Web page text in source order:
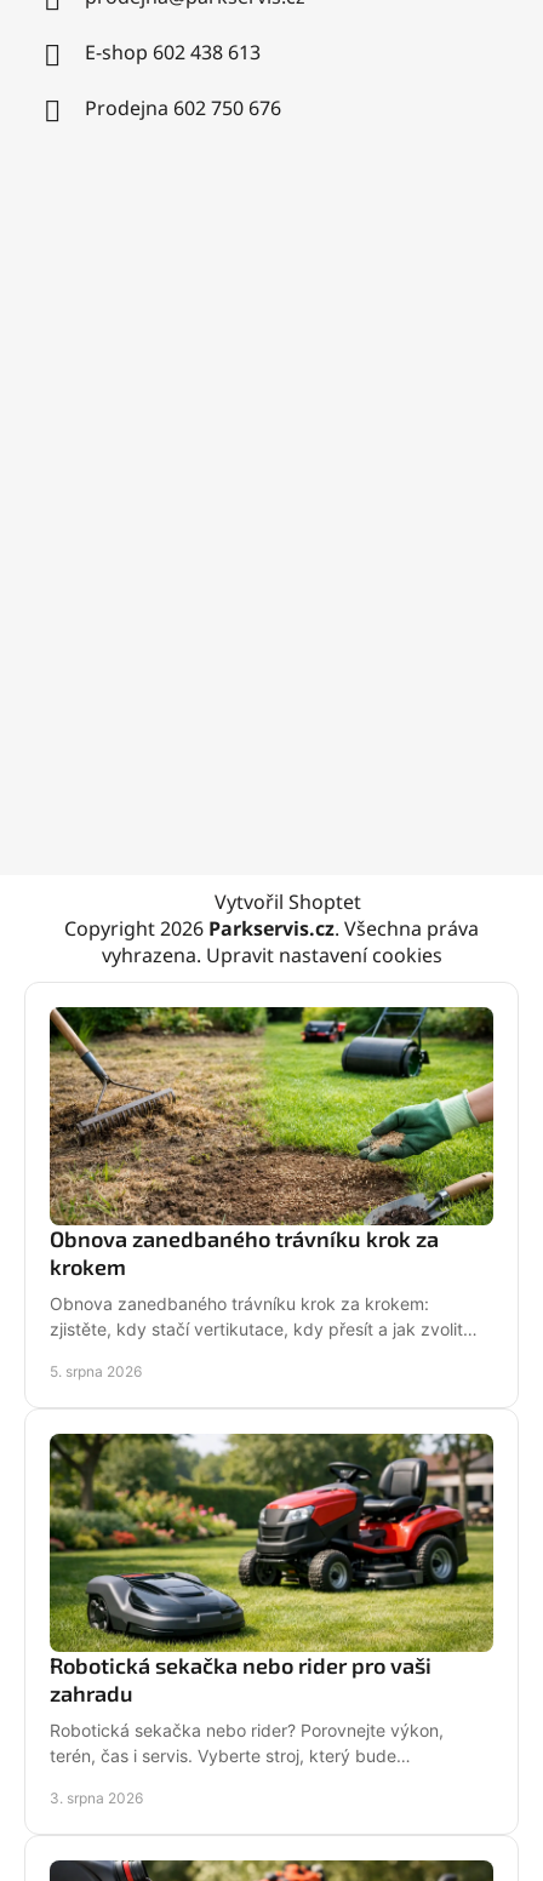
E-shop 602 438 613
Prodejna 602 750 676
Vytvořil Shoptet
Copyright 2026 Parkservis.cz. Všechna práva
vyhrazena. Upravit nastavení cookies
Obnova zanedbaného trávníku krok za
krokem
Obnova zanedbaného trávníku krok za krokem:
zjistěte, kdy stačí vertikutace, kdy přesít a jak zvolit
chyb
5. srpna 2026
Robotická sekačka nebo rider pro vaši
zahradu
Robotická sekačka nebo rider? Porovnejte výkon,
terén, čas i servis. Vyberte stroj, který bude
sezónu.
3. srpna 2026